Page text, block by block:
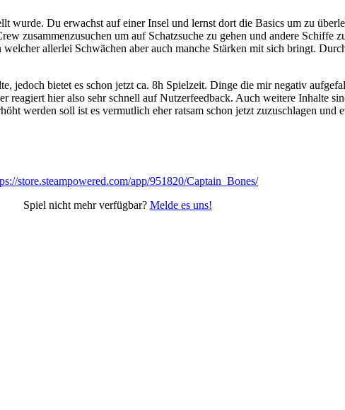
wurde. Du erwachst auf einer Insel und lernst dort die Basics um zu
zusammenzusuchen um auf Schatzsuche zu gehen und andere Schiffe
allerlei Schwächen aber auch manche Stärken mit sich bringt.
jedoch bietet es schon jetzt ca. 8h Spielzeit. Dinge die mir negativ
reagiert hier also sehr schnell auf Nutzerfeedback. Auch weitere Inhalte
werden soll ist es vermutlich eher ratsam schon jetzt zuzuschlagen und
Spiel nicht mehr verfügbar? Melde es uns!